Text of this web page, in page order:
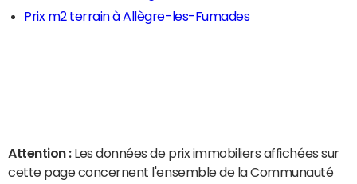
Prix m2 terrain à Allègre-les-Fumades
Attention : Les données de prix immobiliers affichées sur
cette page concernent l'ensemble de la Communauté